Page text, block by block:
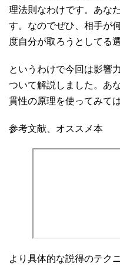
理法則なわけです。あな
す。なのでぜひ、相手が
度自分が取ろうとしてる
というわけで今回は影響
ついて解説しました。あ
貫性の原理を使ってみて
参考文献、オススメ本
より具体的な説得のテク